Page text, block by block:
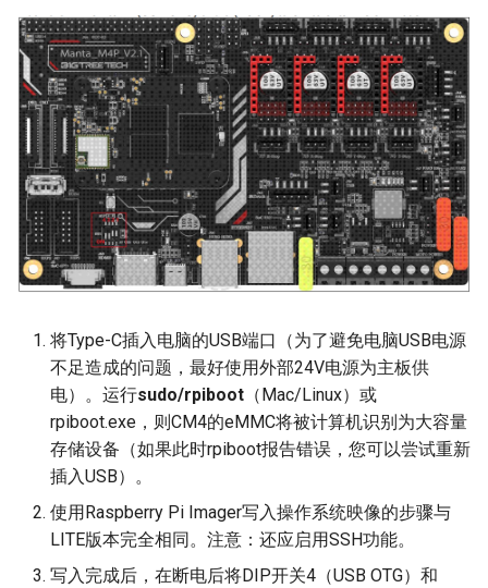
将Type-C插入电脑的USB端口（为了避免电脑USB电源
不足造成的问题，最好使用外部24V电源为主板供
电）。运行sudo/rpiboot （Mac/Linux）或
rpiboot.exe，则CM4的eMMC将被计算机识别为大容量
存储设备（如果此时rpiboot报告错误，您可以尝试重新
插入USB）。
使用Raspberry Pi Imager写入操作系统映像的步骤与
LITE版本完全相同。注意：还应启用SSH功能。
写入完成后，在断电后将DIP开关4（USB OTG）和